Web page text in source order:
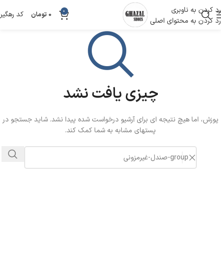
رد کردن به ناوبری
رد کردن به محتوای اصلی
0
0 تومان کد
چیزی یافت نشد
پوزش، اما هیچ نتیجه ای برای آرشیو درخواست شده پیدا نشد. شاید جستجو در
پستهای مشابه به شما کمک کند.